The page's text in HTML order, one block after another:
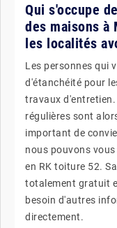
Qui s'occupe
des maisons à
les localités
Les personnes qui
d'étanchéité pour
travaux
régulières sont
important de
nous pouvons
en RK toiture 52.
totalement gratuit
besoin d'autres
directement.